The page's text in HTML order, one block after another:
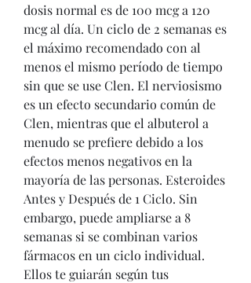
dosis normal es de 100 mcg a 120
mcg al día. Un ciclo de 2 semanas es
el máximo recomendado con al
menos el mismo período de tiempo
sin que se use Clen. El nerviosismo
es un efecto secundario común de
Clen, mientras que el albuterol a
menudo se prefiere debido a los
efectos menos negativos en la
mayoría de las personas. Esteroides
Antes y Después de 1 Ciclo. Sin
embargo, puede ampliarse a 8
semanas si se combinan varios
fármacos en un ciclo individual.
Ellos te guiarán según tus